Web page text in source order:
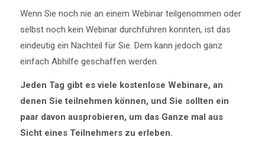
Wenn Sie noch nie an einem Webinar teilgenommen oder
selbst noch kein Webinar durchführen konnten, ist das
eindeutig ein Nachteil für Sie. Dem kann jedoch ganz
einfach Abhilfe geschaffen werden.
Jeden Tag gibt es viele kostenlose Webinare, an
denen Sie teilnehmen können, und Sie sollten ein
paar davon ausprobieren, um das Ganze mal aus
Sicht eines Teilnehmers zu erleben.